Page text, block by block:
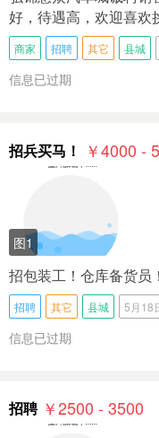
好，待遇高，欢迎喜欢
商家 招聘 其它 县城
信息已过期
招兵买马！ ￥4000 -
图1
招包装工！仓库备货员
招聘 其它 县城 5月18
信息已过期
招聘 ￥2500 - 3500